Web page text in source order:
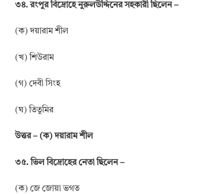
৩৪. রংপুর বিদ্রোহে নুরুলউদ্দিনের সহকারী ছিলেন –
(ক) দয়ারাম শীল
(খ) শিউরাম
(গ) দেবী সিংহ
(ঘ) তিতুমির
উত্তর– (ক) দয়ারাম শীল
৩৫. ভিল বিদ্রোহের নেতা ছিলেন –
(ক) জে জোয়া ভগত